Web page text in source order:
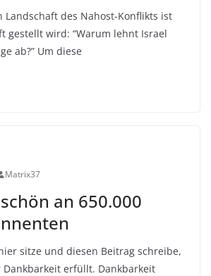
Landschaft des Nahost-Konflikts ist
gestellt wird: “Warum lehnt Israel
ab?” Um diese
Matrix37
an 650.000
sitze und diesen Beitrag schreibe,
erfüllt. Dankbarkeit